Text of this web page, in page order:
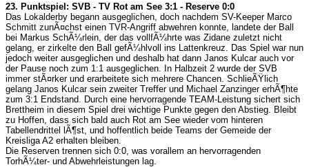
23. Punktspiel: SVB - TV Rot am See 3:1 - Reserve 0:0
Das Lokalderby begann ausgeglichen, doch nachdem SV-Keeper Marco
Schmitt zunÃ¤chst einen TVR-Angriff abwehren konnte, landete der Ball
bei Markus SchÃ¼rlein, der das vollfÃ¼hrte was Zidane zuletzt nicht
gelang, er zirkelte den Ball gefÃ¼hlvoll ins Lattenkreuz. Das Spiel war nun
jedoch weiter ausgeglichen und deshalb hat dann Janos Kulcar auch vor
der Pause noch zum 1:1 ausgeglichen. In Halbzeit 2 wurde der SVB
immer stÃ¤rker und erarbeitete sich mehrere Chancen. SchlieÃŸlich
gelang Janos Kulcar sein zweiter Treffer und Michael Zanzinger erhÃ¶hte
zum 3:1 Endstand. Durch eine hervorragende TEAM-Leistung sichert sich
Brettheim in diesem Spiel drei wichtige Punkte gegen den Abstieg. Bleibt
zu Hoffen, dass sich bald auch Rot am See wieder vom hinteren
Tabellendrittel lÃ¶st, und hoffentlich beide Teams der Gemeide der
Kreisliga A2 erhalten bleiben.
Die Reserven trennen sich 0:0, was vorallem an hervorragenden
TorhÃ¼ter- und Abwehrleistungen lag.